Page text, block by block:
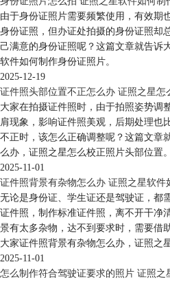
由于身份证照片需要频繁使用，有效期
身份证照，但办证处拍摄的身份证照却
己满意的身份证照呢？这篇文章就告诉
软件如何制作身份证照片。
2025-12-19
证件照头部位置不正怎么办 证照之星怎
大家在拍摄证件照时，由于拍照姿势调
肩现象，影响证件照美观，后期处理也
不正时，该怎么正确调整呢？这篇文章
么办，证照之星怎么校正照片头部位置。
2025-11-01
证件照背景有杂物怎么办 证照之星软件
无论是身份证、学生证还是驾驶证，都
证件照，制作标准证件照，离不开干净
景有太多杂物，达不到要求时，需要借
大家证件照背景有杂物怎么办，证照之
2025-11-01
怎么制作符合驾驶证要求的照片 证照